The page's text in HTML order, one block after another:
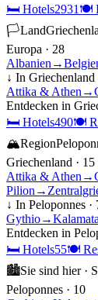
🛏 Hotels2931 🍽
🏳Land
Europa · 28
Albanien →
↓ In Griechenland
Attika & Athen →
Entdecken in
🛏 Hotels490🍽
🏔Region
Griechenland · 15
Attika & Athen →
Pilion →
↓ In Peloponnes ·
Gythio→Kalamata
Entdecken in
🛏 Hotels55🍽
🏙Sie sind hier ·
Peloponnes · 10